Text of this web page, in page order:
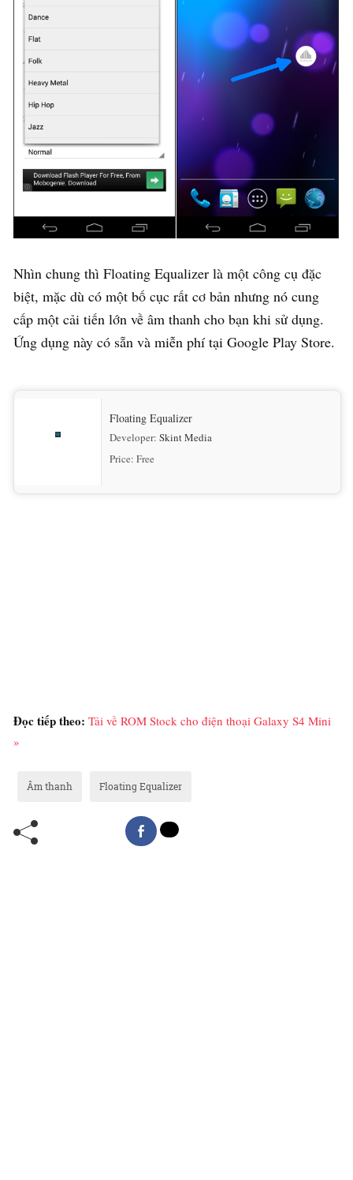
Nhìn chung thì Floating Equalizer là một công cụ đặc
biệt, mặc dù có một bố cục rất cơ bản nhưng nó cung
cấp một cải tiến lớn về âm thanh cho bạn khi sử dụng.
Ứng dụng này có sẵn và miễn phí tại Google Play Store.
Floating Equalizer
Developer: Skint Media
Price: Free
Đọc tiếp theo: Tải về ROM Stock cho điện thoại Galaxy S4 Mini
»
Âm thanh Floating Equalizer